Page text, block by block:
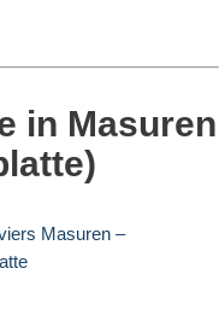
in Masuren
Masuren –